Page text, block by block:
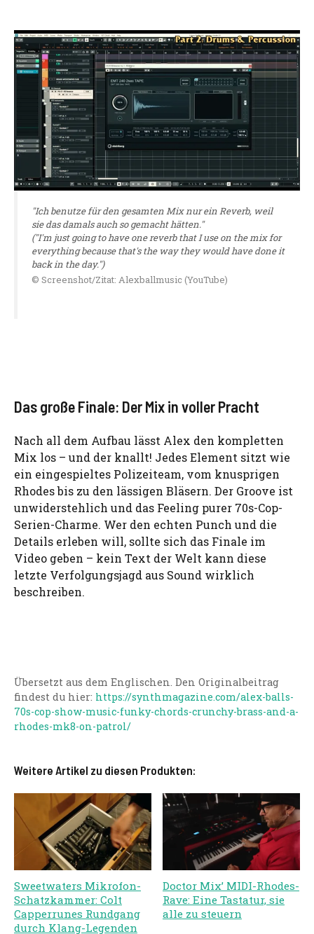
"Ich benutze für den gesamten Mix nur ein Reverb, weil
sie das damals auch so gemacht hätten."
("I'm just going to have one reverb that I use on the mix for
everything because that's the way they would have done it
back in the day.")
© Screenshot/Zitat: Alexballmusic (YouTube)
Das große Finale: Der Mix in voller Pracht
Nach all dem Aufbau lässt Alex den kompletten
Mix los – und der knallt! Jedes Element sitzt wie
ein eingespieltes Polizeiteam, vom knusprigen
Rhodes bis zu den lässigen Bläsern. Der Groove ist
unwiderstehlich und das Feeling purer 70s-Cop-
Serien-Charme. Wer den echten Punch und die
Details erleben will, sollte sich das Finale im
Video geben – kein Text der Welt kann diese
letzte Verfolgungsjagd aus Sound wirklich
beschreiben.
Übersetzt aus dem Englischen. Den Originalbeitrag
findest du hier: https://synthmagazine.com/alex-balls-
70s-cop-show-music-funky-chords-crunchy-brass-and-a-
rhodes-mk8-on-patrol/
Weitere Artikel zu diesen Produkten:
Sweetwaters Mikrofon-
Schatzkammer: Colt
Capperrunes Rundgang
durch Klang-Legenden
Doctor Mix’ MIDI-Rhodes-
Rave: Eine Tastatur, sie
alle zu steuern